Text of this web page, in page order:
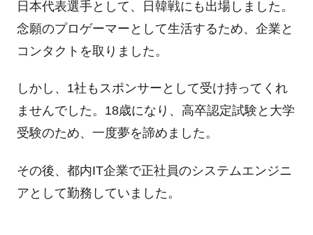
日本代表選手として、日韓戦にも出場しました。
念願のプロゲーマーとして生活するため、企業と
コンタクトを取りました。
しかし、1社もスポンサーとして受け持ってくれ
ませんでした。18歳になり、高卒認定試験と大学
受験のため、一度夢を諦めました。
その後、都内IT企業で正社員のシステムエンジニ
アとして勤務していました。